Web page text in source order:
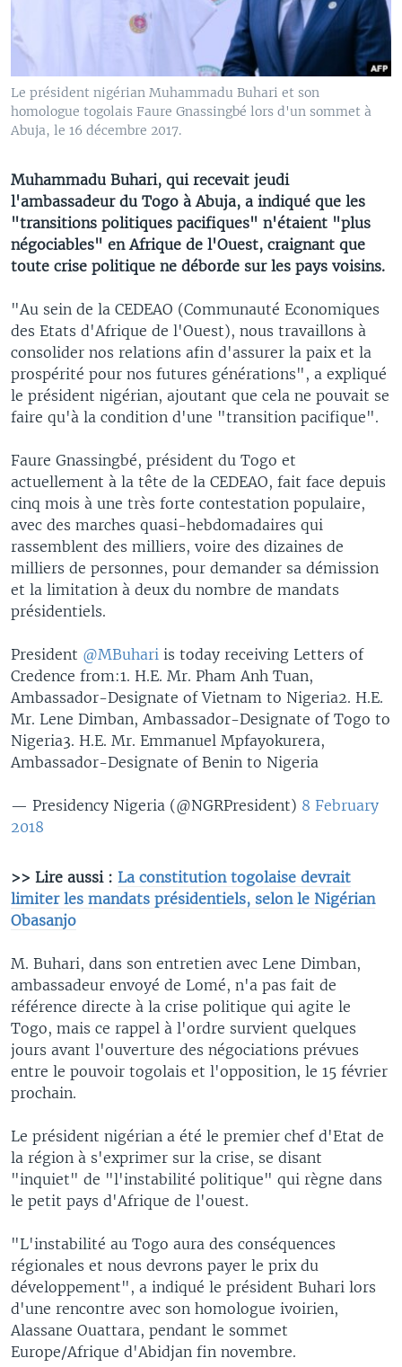
Le président nigérian Muhammadu Buhari et son
homologue togolais Faure Gnassingbé lors d'un sommet à
Abuja, le 16 décembre 2017.
Muhammadu Buhari, qui recevait jeudi
l'ambassadeur du Togo à Abuja, a indiqué que les
"transitions politiques pacifiques" n'étaient "plus
négociables" en Afrique de l'Ouest, craignant que
toute crise politique ne déborde sur les pays voisins.
"Au sein de la CEDEAO (Communauté Economiques
des Etats d'Afrique de l'Ouest), nous travaillons à
consolider nos relations afin d'assurer la paix et la
prospérité pour nos futures générations", a expliqué
le président nigérian, ajoutant que cela ne pouvait se
faire qu'à la condition d'une "transition pacifique".
Faure Gnassingbé, président du Togo et
actuellement à la tête de la CEDEAO, fait face depuis
cinq mois à une très forte contestation populaire,
avec des marches quasi-hebdomadaires qui
rassemblent des milliers, voire des dizaines de
milliers de personnes, pour demander sa démission
et la limitation à deux du nombre de mandats
présidentiels.
President @MBuhari is today receiving Letters of
Credence from:1. H.E. Mr. Pham Anh Tuan,
Ambassador-Designate of Vietnam to Nigeria2. H.E.
Mr. Lene Dimban, Ambassador-Designate of Togo to
Nigeria3. H.E. Mr. Emmanuel Mpfayokurera,
Ambassador-Designate of Benin to Nigeria
— Presidency Nigeria (@NGRPresident) 8 February
2018
>> Lire aussi : La constitution togolaise devrait
limiter les mandats présidentiels, selon le Nigérian
Obasanjo
M. Buhari, dans son entretien avec Lene Dimban,
ambassadeur envoyé de Lomé, n'a pas fait de
référence directe à la crise politique qui agite le
Togo, mais ce rappel à l'ordre survient quelques
jours avant l'ouverture des négociations prévues
entre le pouvoir togolais et l'opposition, le 15 février
prochain.
Le président nigérian a été le premier chef d'Etat de
la région à s'exprimer sur la crise, se disant
"inquiet" de "l'instabilité politique" qui règne dans
le petit pays d'Afrique de l'ouest.
"L'instabilité au Togo aura des conséquences
régionales et nous devrons payer le prix du
développement", a indiqué le président Buhari lors
d'une rencontre avec son homologue ivoirien,
Alassane Ouattara, pendant le sommet
Europe/Afrique d'Abidjan fin novembre.